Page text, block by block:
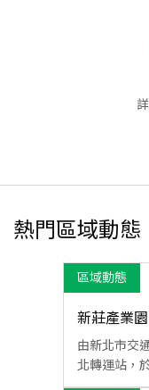
熱門區域動態
區域動態
新莊產業
由新北市交
北轉運站，